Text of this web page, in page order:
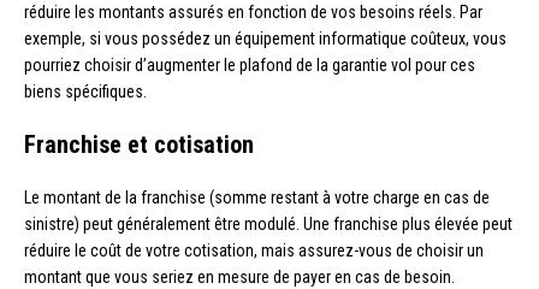
réduire les montants assurés en fonction de vos besoins réels. Par
exemple, si vous possédez un équipement informatique coûteux, vous
pourriez choisir d’augmenter le plafond de la garantie vol pour ces
biens spécifiques.
Franchise et cotisation
Le montant de la franchise (somme restant à votre charge en cas de
sinistre) peut généralement être modulé. Une franchise plus élevée peut
réduire le coût de votre cotisation, mais assurez-vous de choisir un
montant que vous seriez en mesure de payer en cas de besoin.